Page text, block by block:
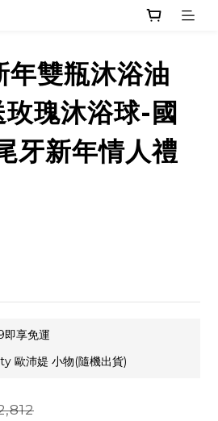
雙瓶沐浴油
瑰沐浴球-國
牙新年情人禮
享免運
歐沛媞 小物(隨機出貨)